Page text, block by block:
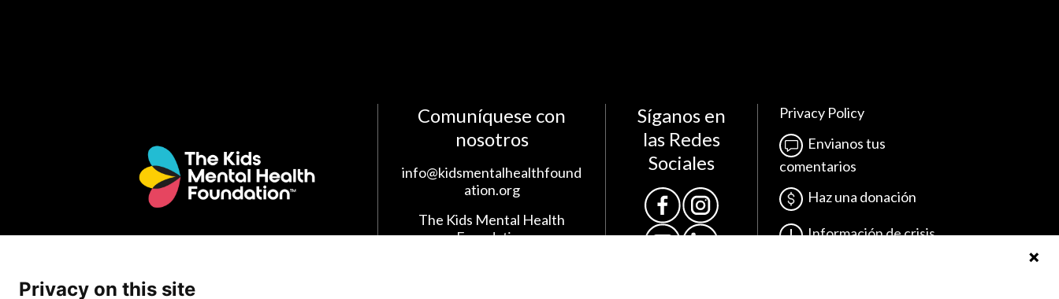
Comuníquese con
nosotros
info@kidsmentalhealthfound
ation.org
The Kids Mental Health
Foundation
Síganos en
las Redes
Sociales
Privacy Policy
Envianos tus
comentarios
Haz una donación
Información de crisis
Privacy on this site